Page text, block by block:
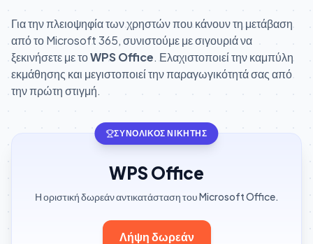
Για την πλειοψηφία των χρηστών που κάνουν τη μετάβαση
από το Microsoft 365, συνιστούμε με σιγουριά να
ξεκινήσετε με τοWPS Office. Ελαχιστοποιεί την καμπύλη
εκμάθησης και μεγιστοποιεί την παραγωγικότητά σας από
την πρώτη στιγμή.
ΣΥΝΟΛΙΚΌΣ ΝΙΚΗΤΉΣ
WPS Office
Η οριστική δωρεάν αντικατάσταση του Microsoft Office.
Λήψη δωρεάν